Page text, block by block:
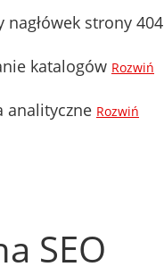
nagłówek strony 404
katalogów Rozwiń
analityczne Rozwiń
SEO